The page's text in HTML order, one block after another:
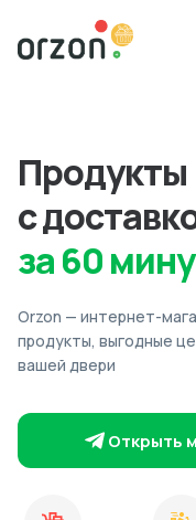
Продукты
с
за 60
Orzon — интернет-
продукты, выгодные
вашей двери
Открыть